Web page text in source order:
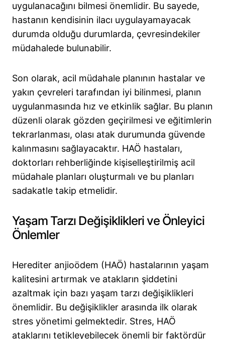
uygulanacağını bilmesi önemlidir. Bu sayede,
hastanın kendisinin ilacı uygulayamayacak
durumda olduğu durumlarda, çevresindekiler
müdahalede bulunabilir.
Son olarak, acil müdahale planının hastalar ve
yakın çevreleri tarafından iyi bilinmesi, planın
uygulanmasında hız ve etkinlik sağlar. Bu planın
düzenli olarak gözden geçirilmesi ve eğitimlerin
tekrarlanması, olası atak durumunda güvende
kalınmasını sağlayacaktır. HAÖ hastaları,
doktorları rehberliğinde kişiselleştirilmiş acil
müdahale planları oluşturmalı ve bu planları
sadakatle takip etmelidir.
Yaşam Tarzı Değişiklikleri ve Önleyici
Önlemler
Herediter anjioödem (HAÖ) hastalarının yaşam
kalitesini artırmak ve atakların şiddetini
azaltmak için bazı yaşam tarzı değişiklikleri
önemlidir. Bu değişiklikler arasında ilk olarak
stres yönetimi gelmektedir. Stres, HAÖ
ataklarını tetikleyebilecek önemli bir faktördür